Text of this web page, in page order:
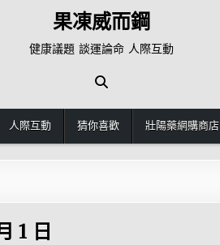
果凍威而鋼
健康議題 談運論命 人際互動
人際互動 猜你喜歡 壯陽藥網購商店
1 日